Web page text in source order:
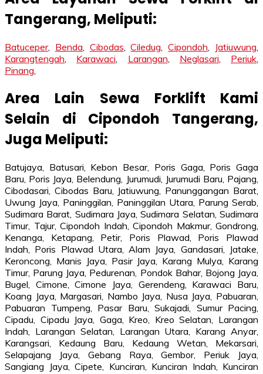
Tangerang, Meliputi:
Batuceper, Benda Cibodas ,Ciledug ,Cipondoh Jatiuwung
Karangtengah
Karawaci Larangan Neglasari Periuk
Pinang
Area Lain Sewa Forklift Kami
Selain di Cipondoh Tangerang,
Juga Meliputi:
Batujaya, Batusari, Kebon Besar, Poris Gaga, Poris Gaga
Baru, Poris Jaya, Belendung, Jurumudi, Jurumudi Baru, Pajang,
Cibodasari, Cibodas Baru, Jatiuwung, Panunggangan Barat,
Uwung Jaya, Paninggilan, Paninggilan Utara, Parung Serab,
Sudimara Barat, Sudimara Jaya, Sudimara Selatan, Sudimara
Timur, Tajur, Cipondoh Indah, Cipondoh Makmur, Gondrong,
Kenanga, Ketapang, Petir, Poris Plawad, Poris Plawad
Indah, Poris Plawad Utara, Alam Jaya, Gandasari, Jatake,
Keroncong, Manis Jaya, Pasir Jaya, Karang Mulya, Karang
Timur, Parung Jaya, Pedurenan, Pondok Bahar, Bojong Jaya,
Bugel, Cimone, Cimone Jaya, Gerendeng, Karawaci Baru,
Koang Jaya, Margasari, Nambo Jaya, Nusa Jaya, Pabuaran,
Pabuaran Tumpeng, Pasar Baru, Sukajadi, Sumur Pacing,
Cipadu, Cipadu Jaya, Gaga, Kreo, Kreo Selatan, Larangan
Indah, Larangan Selatan, Larangan Utara, Karang Anyar,
Karangsari, Kedaung Baru, Kedaung Wetan, Mekarsari,
Selapajang Jaya, Gebang Raya, Gembor, Periuk Jaya,
Sangiang Jaya, Cipete, Kunciran, Kunciran Indah, Kunciran